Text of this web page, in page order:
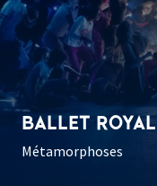
BALLET
Métamorphoses